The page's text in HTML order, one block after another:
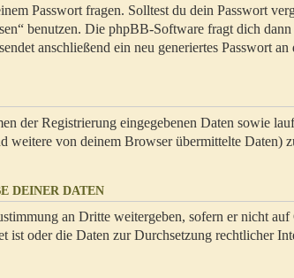
Passwort fragen. Solltest du dein Passwort
benutzen. Die phpBB-Software fragt dich
anschließend ein neu generiertes Passwort an
der Registrierung eingegebenen Daten sowie
von deinem Browser übermittelte Daten)
DEINER DATEN
an Dritte weitergeben, sofern er nicht auf
ist oder die Daten zur Durchsetzung rechtlicher